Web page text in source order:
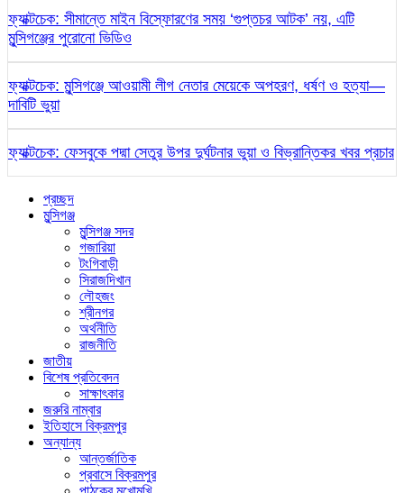
ফ্যাক্টচেক: সীমান্তে মাইন বিস্ফোরণের সময় ‘গুপ্তচর আটক’ নয়, এটি
মুন্সিগঞ্জের পুরোনো ভিডিও
ফ্যাক্টচেক: মুন্সিগঞ্জে আওয়ামী লীগ নেতার মেয়েকে অপহরণ, ধর্ষণ ও হত্যা—
দাবিটি ভুয়া
ফ্যাক্টচেক: ফেসবুকে পদ্মা সেতুর উপর দুর্ঘটনার ভুয়া ও বিভ্রান্তিকর খবর প্রচার
প্রচ্ছদ
মুন্সিগঞ্জ
মুন্সিগঞ্জ সদর
গজারিয়া
টংগিবাড়ী
সিরাজদিখান
লৌহজং
শ্রীনগর
অর্থনীতি
রাজনীতি
জাতীয়
বিশেষ প্রতিবেদন
সাক্ষাৎকার
জরুরি নাম্বার
ইতিহাসে বিক্রমপুর
অন্যান্য
আন্তর্জাতিক
প্রবাসে বিক্রমপুর